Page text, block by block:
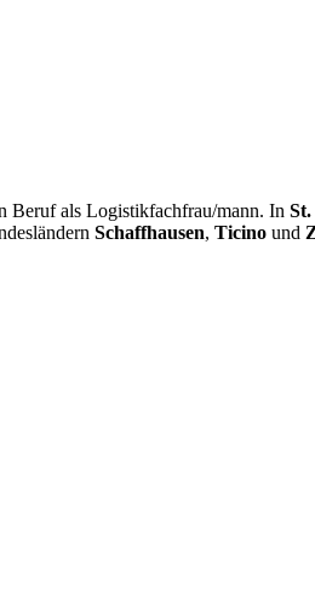
Beruf als Logistikfachfrau/mann. In St.
Schaffhausen, Ticino und